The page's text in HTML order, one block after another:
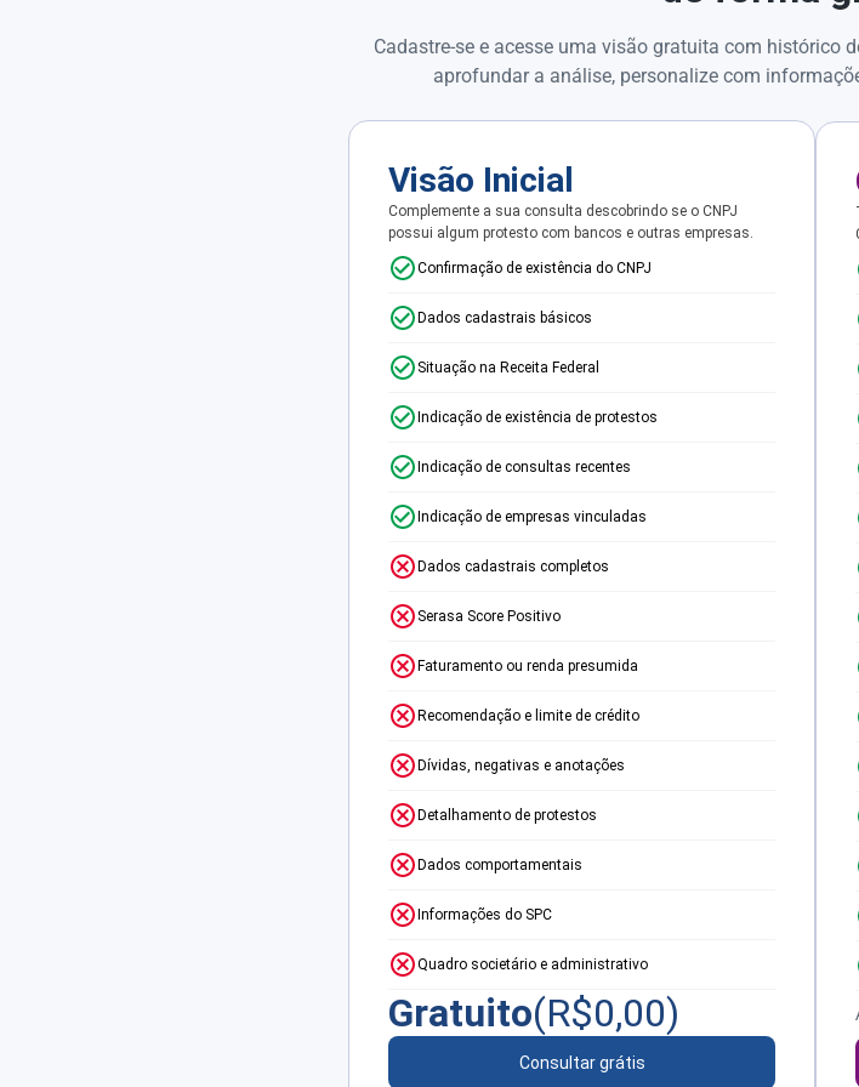
Cadastre-se e acesse uma visão gratuita com histórico
aprofundar a análise, personalize com
Visão Inicial
Complemente a sua consulta descobrindo se o CNPJ
possui algum protesto com bancos e outras empresas.
Confirmação de existência do CNPJ
Dados cadastrais básicos
Situação na Receita Federal
Indicação de existência de protestos
Indicação de consultas recentes
Indicação de empresas vinculadas
Dados cadastrais completos
Serasa Score Positivo
Faturamento ou renda presumida
Recomendação e limite de crédito
Dívidas, negativas e anotações
Detalhamento de protestos
Dados comportamentais
Informações do SPC
Quadro societário e administrativo
Gratuito(R$0,00)
Consultar grátis